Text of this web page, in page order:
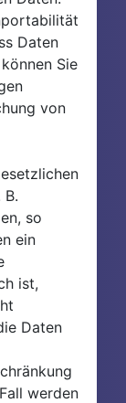
Daten
Sie
von
so
ein
ist,
Daten
werden